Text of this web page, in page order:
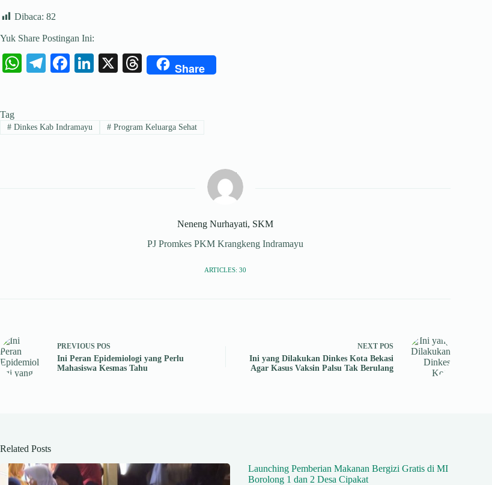
Dibaca: 82
Yuk Share Postingan Ini:
W
A
Te
a
Fa
ok
Li
In
X
T
ds
Share
Tag
#Dinkes Kab Indramayu #Program Keluarga Sehat
Neneng Nurhayati, SKM
PJ Promkes PKM Krangkeng Indramayu
ARTICLES: 30
PREVIOUS POS
Ini Peran Epidemiologi yang Perlu
Mahasiswa Kesmas Tahu
NEXT POS
Ini yang Dilakukan Dinkes Kota Bekasi
Agar Kasus Vaksin Palsu Tak Berulang
Related Posts
Launching Pemberian Makanan Bergizi Gratis di MI
Borolong 1 dan 2 Desa Cipakat